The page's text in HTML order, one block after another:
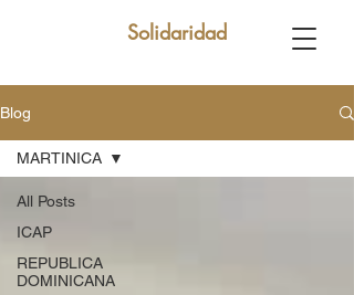
Solidaridad
Blog
All Posts
ICAP
REPUBLICA
DOMINICANA
MARTINICA